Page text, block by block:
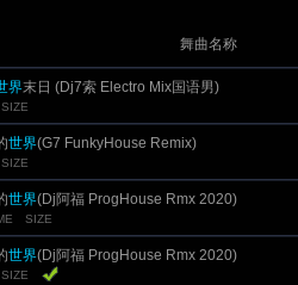
舞曲名称
界末日 (Dj7索 Electro Mix国语男)
SIZE
世界(G7 FunkyHouse Remix)
SIZE
世界(Dj阿福 ProgHouse Rmx 2020)
SIZE
世界(Dj阿福 ProgHouse Rmx 2020)
SIZE